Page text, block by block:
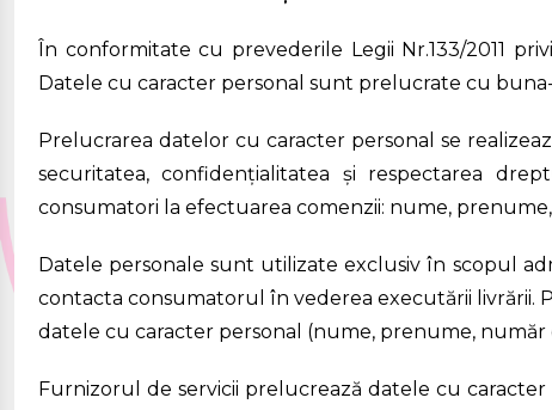
Papetărie
Pentru mâncare și
Produse pentru
sărbători
În conformitate cu prevederile Legii Nr.133/2011
Datele cu caracter personal sunt prelucrate cu
Prelucrarea datelor cu caracter personal se
securitatea, confidențialitatea și respectarea
consumatori la efectuarea comenzii: nume,
Datele personale sunt utilizate exclusiv în scopul
contacta consumatorul în vederea executării livrării.
datele cu caracter personal (nume, prenume, număr
Furnizorul de servicii prelucrează datele cu